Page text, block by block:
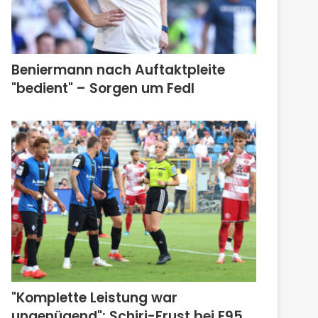
Beniermann nach Auftaktpleite
"bedient" – Sorgen um Fedl
"Komplette Leistung war